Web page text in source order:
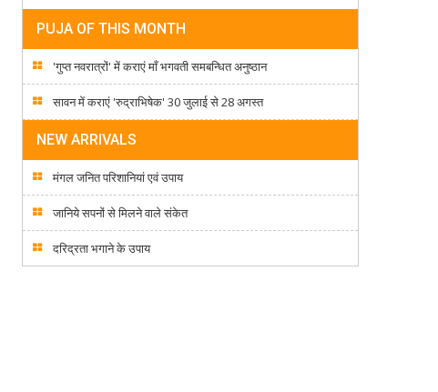
PUJA OF THIS MONTH
'गुप्त नवरात्रों' में कराएं माँ भगवती समबन्धित अनुष्ठान
सावन में कराएं 'रुद्राभिषेक' 30 जुलाई से 28 अगस्त
NEW ARRIVALS
मंगल जनित परिशानियां एवं उपाय
जानिये सपनों से मिलने वाले संकेत
दरिद्रता भगाने के उपाय